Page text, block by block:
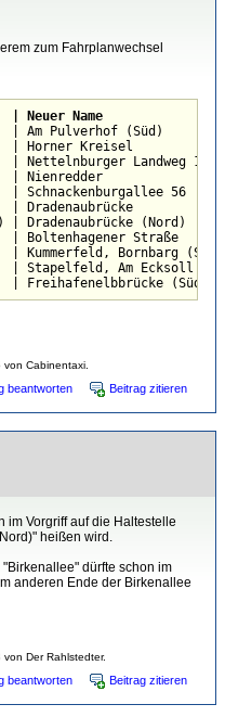
zum Fahrplanwechsel
Name
Pulverhof (Süd)
Horner Kreisel
Landweg 192
| Nienredder
Schnackenburgallee 56
Dradenaubrücke
| Dradenaubrücke (Nord)
Straße
| Kummerfeld, Bornbarg (Süd)
Am Ecksoll
(Süd)
Cabinentaxi.
beantworten Beitrag zitieren
im Vorgriff auf die Haltestelle
heißen wird.
dürfte schon im
anderen Ende der Birkenallee
Der Rahlstedter.
beantworten Beitrag zitieren